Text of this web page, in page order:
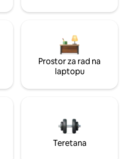
Prostor za rad na
laptopu
Teretana